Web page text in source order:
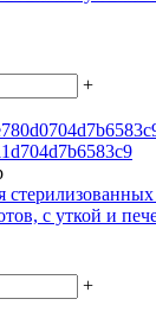
+
с уткой и
+